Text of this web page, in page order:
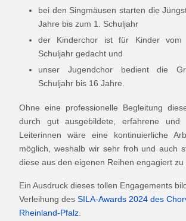
bei den Singmäusen starten die
Jahre bis zum 1. Schuljahr
der Kinderchor ist für Kinder
Schuljahr gedacht und
unser Jugendchor bedient die
Schuljahr bis 16 Jahre.
Ohne eine professionelle Begleitung
durch gut ausgebildete, erfahrene und
Leiterinnen wäre eine kontinuierliche
möglich, weshalb wir sehr froh und auch
diese aus den eigenen Reihen engagiert zu
Ein Ausdruck dieses tollen Engagements
Verleihung des SILA-Awards 2024 des
Rheinland-Pfalz